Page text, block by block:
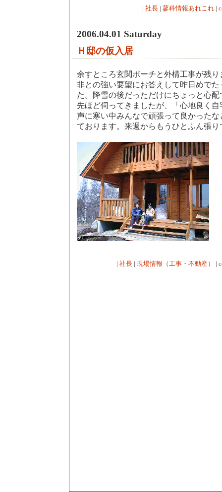
| 社長 | 蓼科情報あれこれ |
2006.04.01 Saturday
Ｈ邸の仮入居
余すところ玄関ポーチと外構工事が残
非との強い要望にお答えして昨日めで
た。降雪の後だっただけにちょっと心
先ほど伺ってきましたが、「心地良く
声に寒い中みんなで頑張って良かった
ております。来週からもうひとふん張り
| 社長 | 現場情報（工事・不動産） |